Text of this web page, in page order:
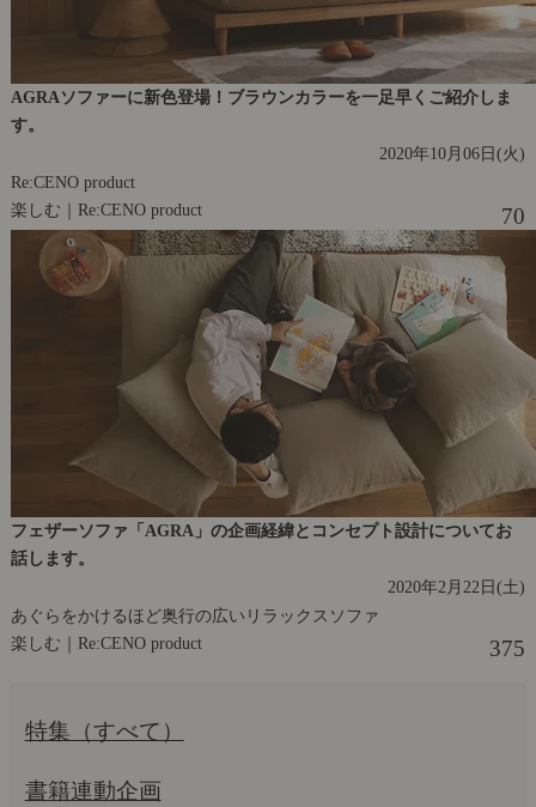
AGRAソファーに新色登場！ブラウンカラーを一足早くご紹介しま
す。
2020年10月06日(火)
Re:CENO product
楽しむ｜Re:CENO product
70
フェザーソファ「AGRA」の企画経緯とコンセプト設計についてお
話します。
2020年2月22日(土)
あぐらをかけるほど奥行の広いリラックスソファ
楽しむ｜Re:CENO product
375
特集（すべて）
書籍連動企画